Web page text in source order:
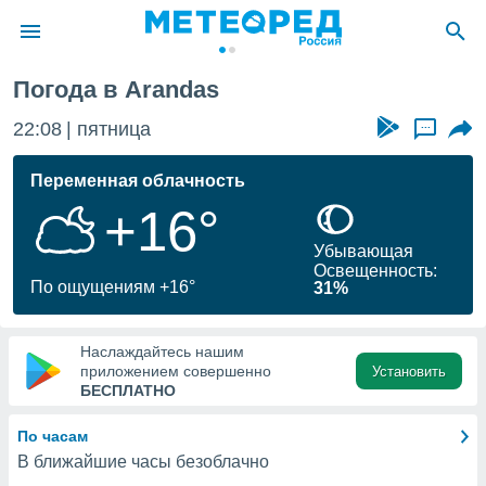
о
Вы можете
к этому
доступ
Погода в Arandas
22:08 пятница ...
Переменная облачность
+16°
По ощущениям +16°
Убывающая
Освещенность:
31%
Наслаждайтесь нашим
приложением совершенно
БЕСПЛАТНО
Установить
По часам
В ближайшие часы безоблачно